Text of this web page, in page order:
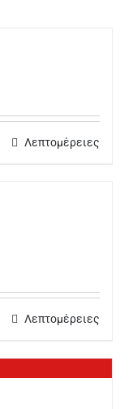
Λεπτομέρειες
Λεπτομέρειες